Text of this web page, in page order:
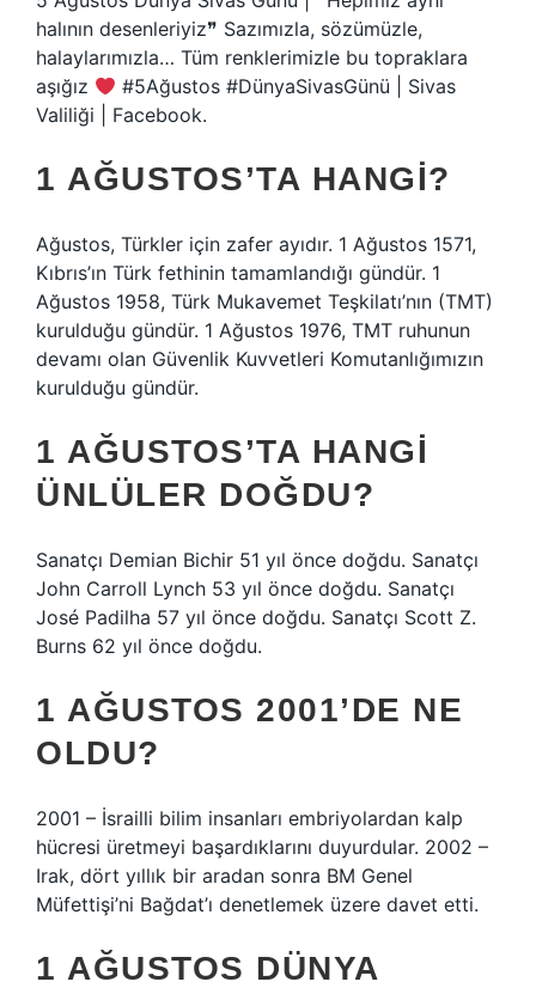
halının desenleriyiz❞ Sazımızla, sözümüzle,
halaylarımızla… Tüm renklerimizle bu topraklara
aşığız
#5Ağustos #DünyaSivasGünü | Sivas
Valiliği | Facebook.
1 AĞUSTOS’TA HANGI?
Ağustos, Türkler için zafer ayıdır. 1 Ağustos 1571,
Kıbrıs’ın Türk fethinin tamamlandığı gündür. 1
Ağustos 1958, Türk Mukavemet Teşkilatı’nın (TMT)
kurulduğu gündür. 1 Ağustos 1976, TMT ruhunun
devamı olan Güvenlik Kuvvetleri Komutanlığımızın
kurulduğu gündür.
1 AĞUSTOS’TA HANGI
ÜNLÜLER DOĞDU?
Sanatçı Demian Bichir 51 yıl önce doğdu. Sanatçı
John Carroll Lynch 53 yıl önce doğdu. Sanatçı
José Padilha 57 yıl önce doğdu. Sanatçı Scott Z.
Burns 62 yıl önce doğdu.
1 AĞUSTOS 2001’DE NE
OLDU?
2001 – İsrailli bilim insanları embriyolardan kalp
hücresi üretmeyi başardıklarını duyurdular. 2002 –
Irak, dört yıllık bir aradan sonra BM Genel
Müfettişi’ni Bağdat’ı denetlemek üzere davet etti.
1 AĞUSTOS DÜNYA